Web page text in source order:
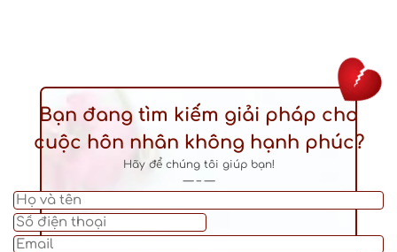
Bạn đang tìm kiếm giải pháp cho
cuộc hôn nhân không hạnh phúc?
Hãy để chúng tôi giúp bạn!
— – —